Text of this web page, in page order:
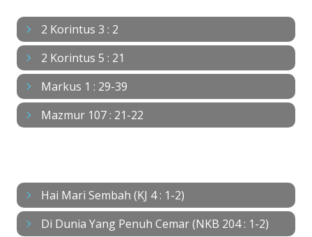
2 Korintus 3 : 2
2 Korintus 5 : 21
Markus 1 : 29-39
Mazmur 107 : 21-22
Hai Mari Sembah (KJ 4 : 1-2)
Di Dunia Yang Penuh Cemar (NKB 204 : 1-2)